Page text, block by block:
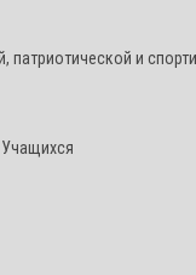
патриотической и